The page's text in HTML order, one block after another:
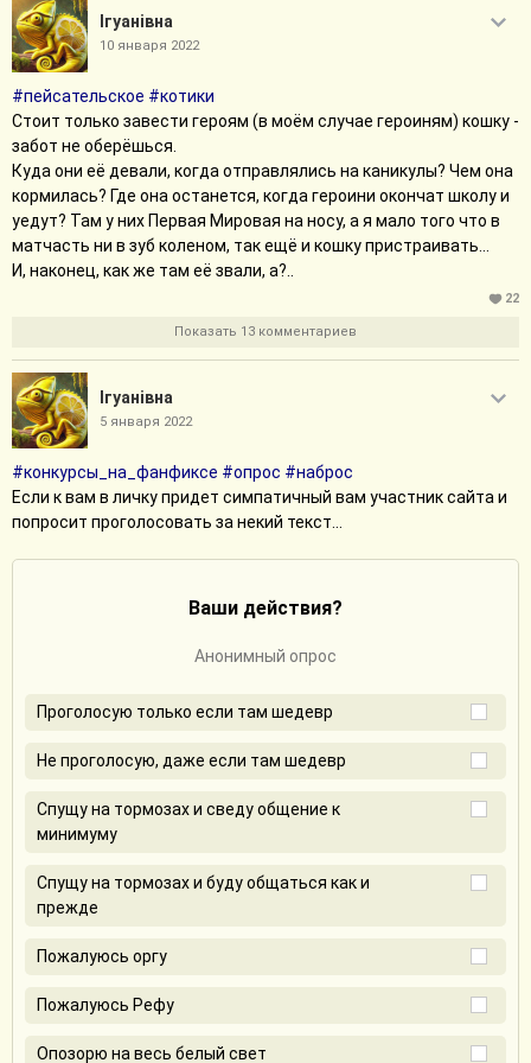
виде моего дедушки дети бросаются убегать, а он им вслед:
подождите, не убегайте, я вам ещё вынесу!..
Умудрённые читатели, должно быть, уже поняли: в рассказе
пришло место драматическому повороту. Так что да. Через
неделю будет год, как дедушки не стало.
Ну вот, а ещё вишни для меня чётко ассоциируются с фильмом
"1917". Он в своё время знатно вытянул меня из противного
разбитого состояния... наверное, это странно, и наверное,
пришло время пересмотреть, потому что за этот год
задолбало уже реветь.
Вор вишен- моё. Спасибо читателям за рекомендации и
Свернуть сообщение
Iгуанiвна
10 января 2022
#пейсательское #котики
Стоит только завести героям (в моём случае героиням) кошку -
забот не оберёшься.
Куда они её девали, когда отправлялись на каникулы? Чем она
кормилась? Где она останется, когда героини окончат школу и
уедут? Там у них Первая Мировая на носу, а я мало того что в
матчасть ни в зуб коленом, так ещё и кошку пристраивать...
И, наконец, как же там её звали, а?..
22
Показать 13 комментариев
Iгуанiвна
5 января 2022
#конкурсы_на_фанфиксе #опрос #наброс
Если к вам в личку придет симпатичный вам участник сайта и
попросит проголосовать за некий текст...
Ваши действия?
Анонимный опрос
Проголосую только если там шедевр
Не проголосую, даже если там шедевр
Спущу на тормозах и сведу общение к
минимуму
Спущу на тормозах и буду общаться как и
прежде
Пожалуюсь оргу
Пожалуюсь Рефу
Опозорю на весь белый свет